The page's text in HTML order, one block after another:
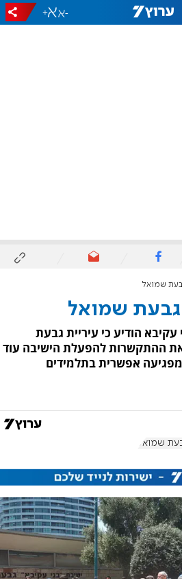
-
+
שמואל
שמואל
עקיבא הודיע כי עיריית גבעת
ההתקשרות להפעלת הישיבה עוד
אפשרית בתלמידים
שמואל